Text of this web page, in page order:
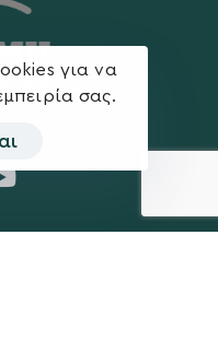
για να
σας.